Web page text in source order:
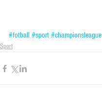
#fotball #sport #championsleague
Sport